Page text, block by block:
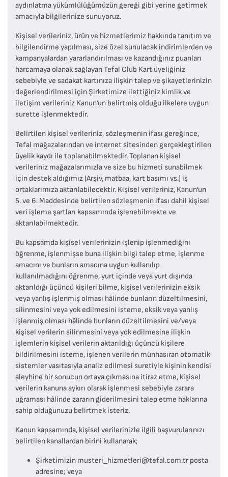
aydınlatma yükümlülüğümüzün gereği gibi yerine getirmek
amacıyla bilgilerinize sunuyoruz.
Kişisel verileriniz, ürün ve hizmetlerimiz hakkında tanıtım ve
bilgilendirme yapılması, size özel sunulacak indirimlerden ve
kampanyalardan yararlandırılması ve kazandığınız puanları
harcamaya olanak sağlayan Tefal Club Kart üyeliğiniz
sebebiyle ve sadakat kartınıza ilişkin talep ve şikayetlerinizin
değerlendirilmesi için Şirketimize ilettiğiniz kimlik ve
iletişim verileriniz Kanun’un belirtmiş olduğu ilkelere uygun
surette işlenmektedir.
Belirtilen kişisel verileriniz, sözleşmenin ifası gereğince,
Tefal mağazalarından ve internet sitesinden gerçekleştirilen
üyelik kaydı ile toplanabilmektedir. Toplanan kişisel
verileriniz mağazalarımızla ve size bu hizmeti sunabilmek
için destek aldığımız (Arşiv, matbaa, kart basımı vs.) iş
ortaklarımıza aktarılabilecektir. Kişisel verileriniz, Kanun’un
5. ve 6. Maddesinde belirtilen sözleşmenin ifası dahil kişisel
veri işleme şartları kapsamında işlenebilmekte ve
aktarılabilmektedir.
Bu kapsamda kişisel verilerinizin işlenip işlenmediğini
öğrenme, işlenmişse buna ilişkin bilgi talep etme, işlenme
amacını ve bunların amacına uygun kullanılıp
kullanılmadığını öğrenme, yurt içinde veya yurt dışında
aktarıldığı üçüncü kişileri bilme, kişisel verilerinizin eksik
veya yanlış işlenmiş olması hâlinde bunların düzeltilmesini,
silinmesini veya yok edilmesini isteme, eksik veya yanlış
işlenmiş olması hâlinde bunların düzeltilmesini ve/veya
kişisel verilerin silinmesini veya yok edilmesine ilişkin
işlemlerin kişisel verilerin aktarıldığı üçüncü kişilere
bildirilmesini isteme, işlenen verilerin münhasıran otomatik
sistemler vasıtasıyla analiz edilmesi suretiyle kişinin kendisi
aleyhine bir sonucun ortaya çıkmasına itiraz etme, kişisel
verilerin kanuna aykırı olarak işlenmesi sebebiyle zarara
uğraması hâlinde zararın giderilmesini talep etme haklarına
sahip olduğunuzu belirtmek isteriz.
Kanun kapsamında, kişisel verilerinizle ilgili başvurularınızı
belirtilen kanallardan birini kullanarak;
Şirketimizin musteri_hizmetleri@tefal.com.tr posta
adresine; veya